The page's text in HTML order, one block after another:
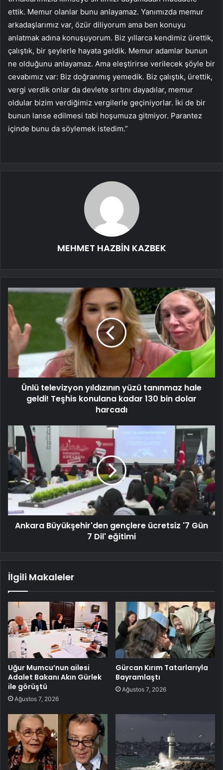
ettik. Memur olanlar bunu anlayamaz. Yanımızda memur
arkadaşlarımız var, özür diliyorum ama ben konuyu
anlatmak adına konuşuyorum. Biz yıllarca kendimiz ürettik,
çalıştık, bir şeylerle hayata geldik. Memur adamlar bunun
ne olduğunu anlayamaz. Ama eleştirirse verilecek şöyle bir
cevabımız var: Biz doğranmış yemedik. Biz çalıştık, ürettik,
vergi verdik onlar da devlete sırtını dayadılar, memur
oldular bizim verdiğimiz vergilerle geçiniyorlar. İki de bir
bunun lanse edilmesi tabi hoşumuza gitmiyor. Parantez
içinde bunu da söylemek istedim.”
MEHMET HAZBİN KAZBEK
Ünlü televizyon yıldızının yüzü tanınmaz hale
geldi! Teşhis konulana kadar 130 bin dolar
harcadı
Ankara Büyükşehir'den gençlere ücretsiz '7 Gün
7 Dil' eğitimi
İlgili Makaleler
Uğur Mumcu’nun ailesi
Adalet Bakanı Akın Gürlek
ile görüştü
Ağustos 7, 2026
Gürcan Kırım Tatarlarıyla
Bayramlaştı
Ağustos 7, 2026